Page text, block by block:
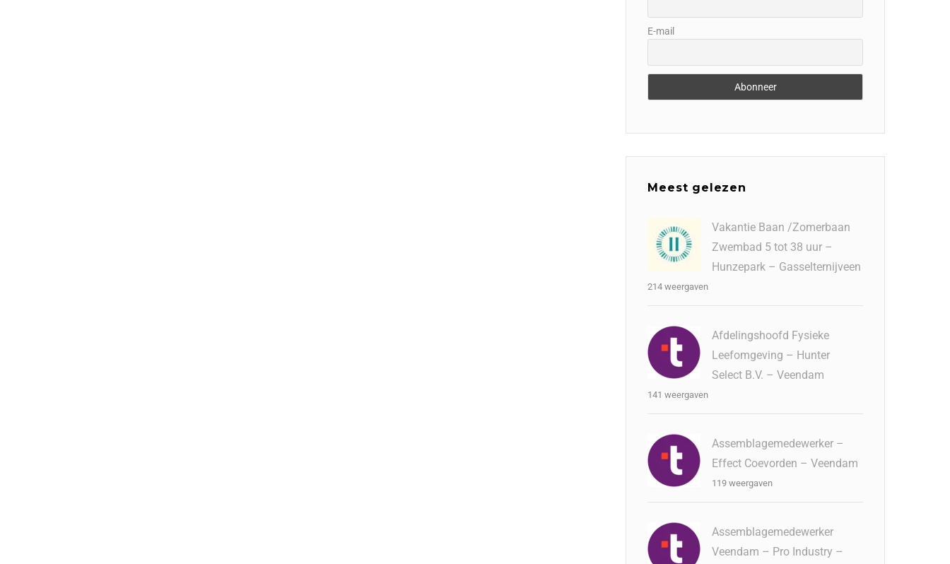
E-mail
Meest gelezen
Vakantie Baan /Zomerbaan
Zwembad 5 tot 38 uur –
Hunzepark – Gasselternijveen
214 weergaven
Afdelingshoofd Fysieke
Leefomgeving – Hunter
Select B.V. – Veendam
141 weergaven
Assemblagemedewerker –
Effect Coevorden – Veendam
119 weergaven
Assemblagemedewerker
Veendam – Pro Industry –